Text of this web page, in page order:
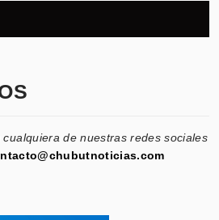
cualquiera de nuestras redes sociales